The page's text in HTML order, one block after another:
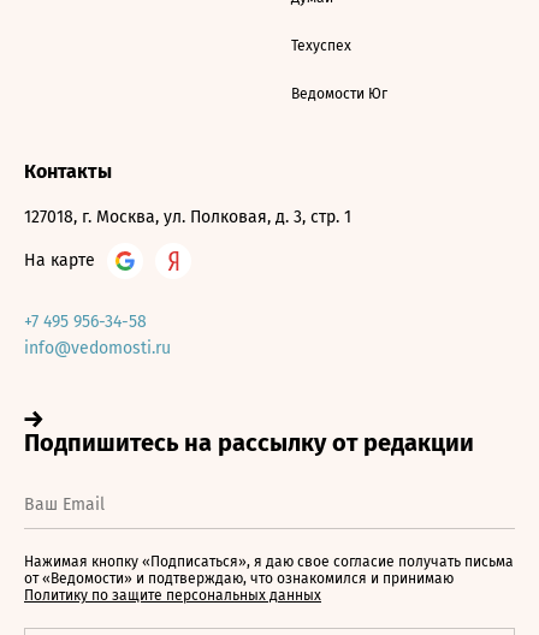
Техуспех
Ведомости Юг
Контакты
127018, г. Москва, ул. Полковая, д. 3, стр. 1
На карте
+7 495 956-34-58
info@vedomosti.ru
Нажимая кнопку «Подписаться», я даю свое согласие получать письма
от «Ведомости» и подтверждаю, что ознакомился и принимаю
Политику по защите персональных данных